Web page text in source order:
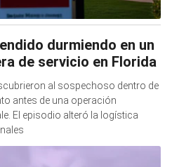
durmiendo en un
de servicio en Florida
al sospechoso dentro de
antes de una operación
El episodio alteró la logística